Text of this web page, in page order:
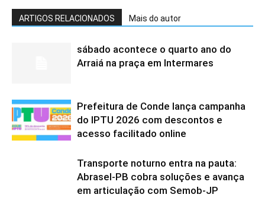
ARTIGOS RELACIONADOS Mais do autor
sábado acontece o quarto ano do
Arraiá na praça em Intermares
Prefeitura de Conde lança campanha
do IPTU 2026 com descontos e
acesso facilitado online
Transporte noturno entra na pauta:
Abrasel-PB cobra soluções e avança
em articulação com Semob-JP